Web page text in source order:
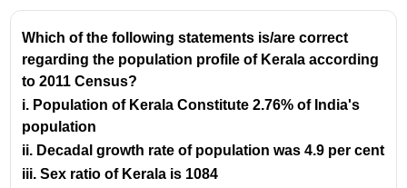
Which of the following statements is/are correct
regarding the population profile of Kerala according
to 2011 Census?
i. Population of Kerala Constitute 2.76% of India's
population
ii. Decadal growth rate of population was 4.9 per cent
iii. Sex ratio of Kerala is 1084